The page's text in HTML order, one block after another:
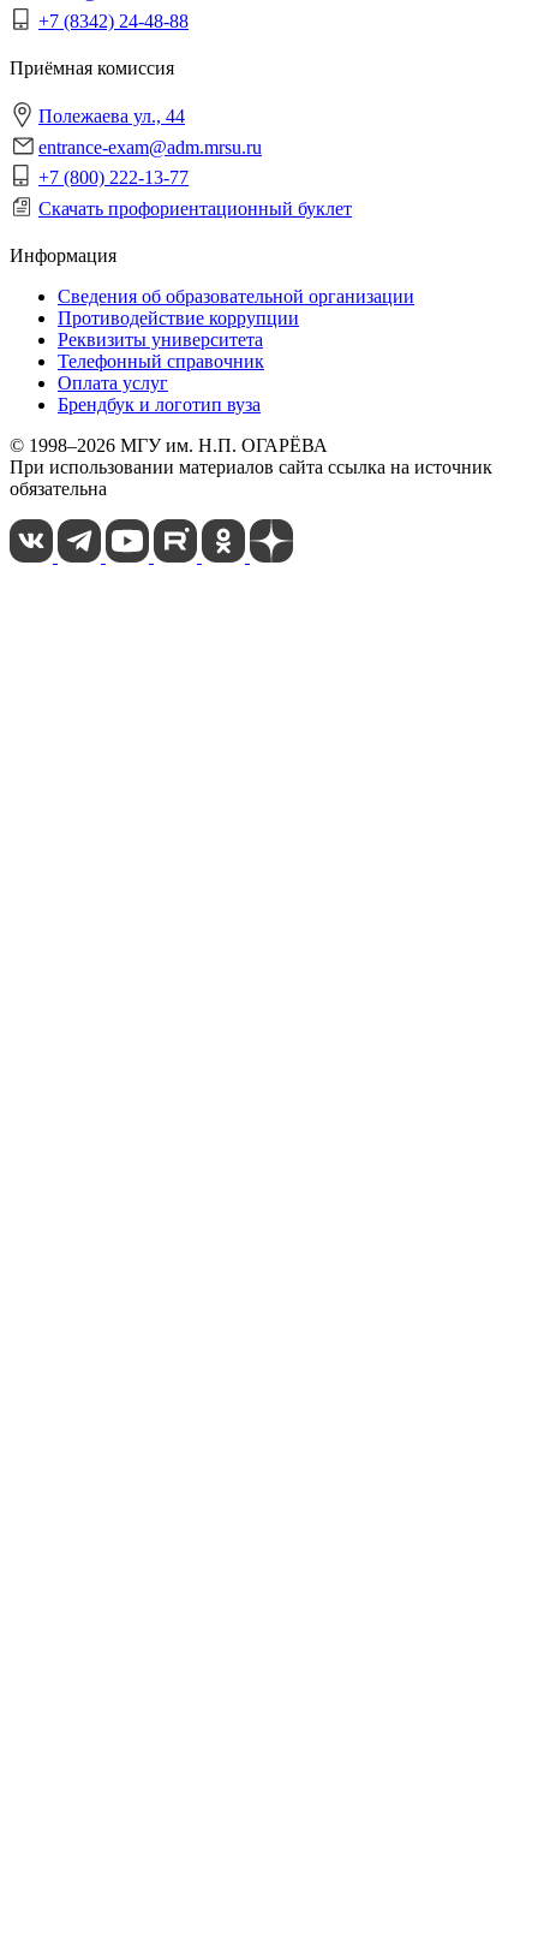
+7 (8342) 24-48-88
Приёмная комиссия
Полежаева ул., 44
entrance-exam@adm.mrsu.ru
+7 (800) 222-13-77
Скачать профориентационный буклет
Информация
Сведения об образовательной организации
Противодействие коррупции
Реквизиты университета
Телефонный справочник
Оплата услуг
Брендбук и логотип вуза
© 1998–2026 МГУ им. Н.П. ОГАРЁВА
При использовании материалов сайта ссылка на источник
обязательна